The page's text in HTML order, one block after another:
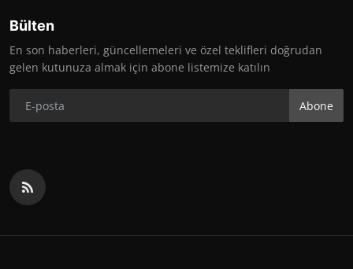
Bülten
En son haberleri, güncellemeleri ve özel teklifleri doğrudan
gelen kutunuza almak için abone listemize katılın
Abone